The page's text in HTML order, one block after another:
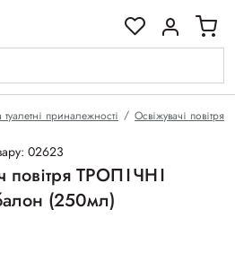
туалетні приналежності Освіжувачі повітря
02623
повітря ТРОПІЧНІ
(250мл)